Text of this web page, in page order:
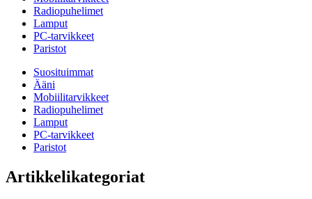
Radiopuhelimet
Lamput
PC-tarvikkeet
Paristot
Suosituimmat
Ääni
Mobiilitarvikkeet
Radiopuhelimet
Lamput
PC-tarvikkeet
Paristot
Artikkelikategoriat